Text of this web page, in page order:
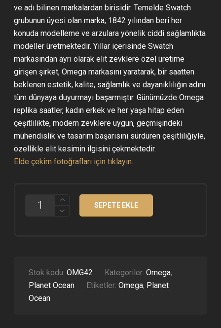
ve adı bilinen markalardan birisidir. Temelde Swatch
grubunun üyesi olan marka, 1842 yılından beri her
konuda modelleme ve arzulara yönelik ciddi sağlamlıkta
modeller üretmektedir. Yıllar içerisinde Swatch
markasından ayrı olarak elit zevklere özel üretime
girişen şirket, Omega markasını yaratarak, bir saatten
beklenen estetik, kalite, sağlamlık ve dayanıklılığın adını
tüm dünyaya duyurmayı başarmıştır. Günümüzde Omega
replika saatler, kadın erkek ve her yaşa hitap eden
çeşitlilikte, modern zevklere uygun, geçmişindeki
mühendislik ve tasarım başarısını sürdüren çeşitliliğiyle,
özellikle elit kesimin ilgisini çekmektedir.
Elde çekim fotoğrafları için tıklayın.
PLANET
KASA
SIYAH
KADRAN
ETA
SEPETE EKLE
Stok kodu:OMG42 Kategoriler:Omega,
Planet Ocean
Etiketler:Omega, Planet
Ocean